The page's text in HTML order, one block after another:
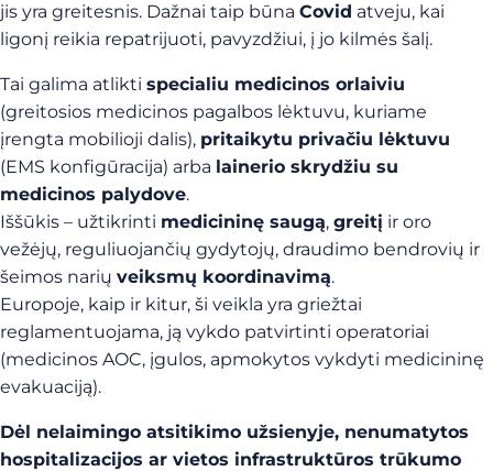
jis yra greitesnis. Dažnai taip būna Covid atveju, kai
ligonį reikia repatrijuoti, pavyzdžiui, į jo kilmės šalį.
Tai galima atlikti specialiu medicinos orlaiviu
(greitosios medicinos pagalbos lėktuvu, kuriame
įrengta mobilioji dalis), pritaikytu privačiu lėktuvu
(EMS konfigūracija) arba lainerio skrydžiu su
medicinos palydove.
Iššūkis – užtikrinti medicininę saugą, greitį ir oro
vežėjų, reguliuojančių gydytojų, draudimo bendrovių ir
šeimos narių veiksmų koordinavimą.
Europoje, kaip ir kitur, ši veikla yra griežtai
reglamentuojama, ją vykdo patvirtinti operatoriai
(medicinos AOC, įgulos, apmokytos vykdyti medicininę
evakuaciją).
Dėl nelaimingo atsitikimo užsienyje, nenumatytos
hospitalizacijos ar vietos infrastruktūros trūkumo